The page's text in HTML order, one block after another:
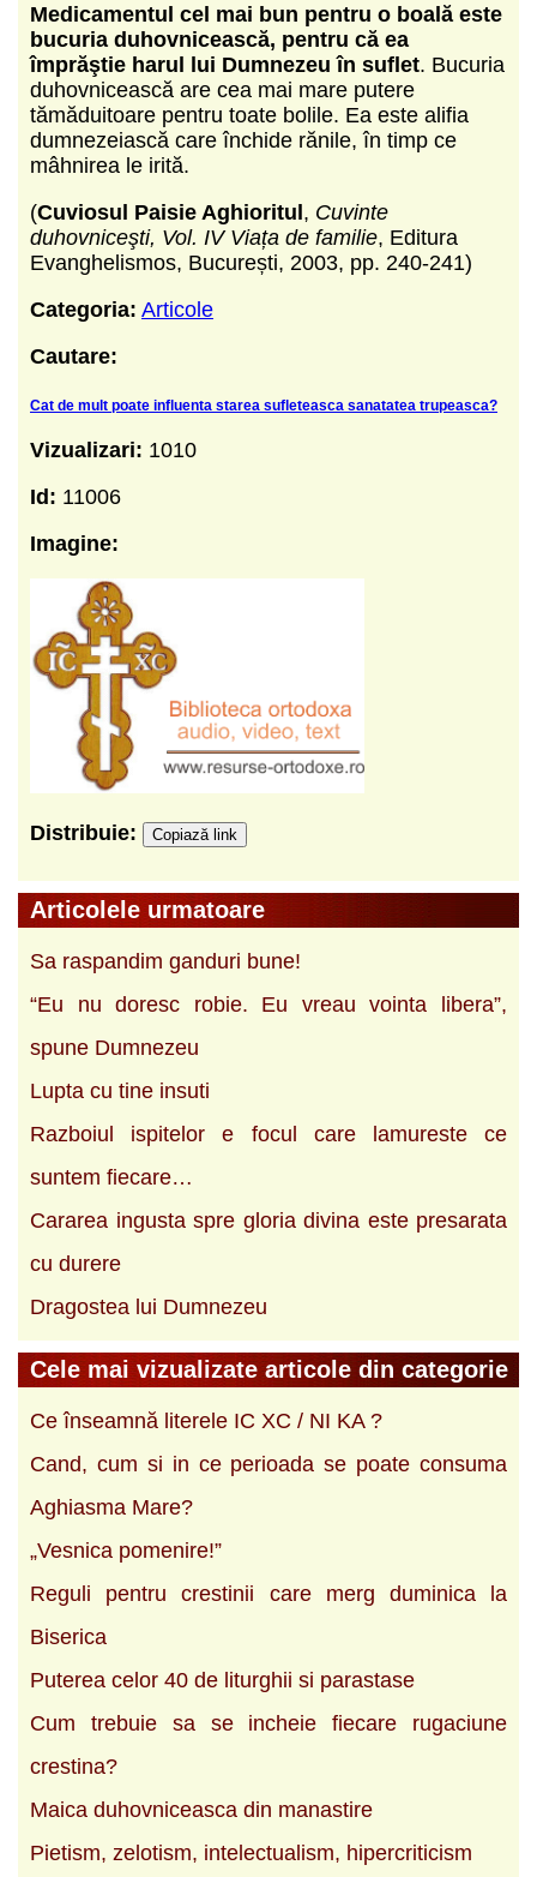
Medicamentul cel mai bun pentru o boală este
bucuria duhovnicească, pentru că ea
împrăştie harul lui Dumnezeu în suflet. Bucuria
duhovnicească are cea mai mare putere
tămăduitoare pentru toate bolile. Ea este alifia
dumnezeiască care închide rănile, în timp ce
mâhnirea le irită.
(Cuviosul Paisie Aghioritul, Cuvinte
duhovniceşti, Vol. IV Viața de familie, Editura
Evanghelismos, București, 2003, pp. 240-241)
Categoria: Articole
Cautare:
Cat de mult poate influenta starea sufleteasca sanatatea trupeasca?
Vizualizari: 1010
Id: 11006
Imagine:
Distribuie: Copiază link
Articolele urmatoare
Sa raspandim ganduri bune!
“Eu nu doresc robie. Eu vreau vointa libera”,
spune Dumnezeu
Lupta cu tine insuti
Razboiul ispitelor e focul care lamureste ce
suntem fiecare…
Cararea ingusta spre gloria divina este presarata
cu durere
Dragostea lui Dumnezeu
Cele mai vizualizate articole din categorie
Ce înseamnă literele IC XC / NI KA ?
Cand, cum si in ce perioada se poate consuma
Aghiasma Mare?
„Vesnica pomenire!”
Reguli pentru crestinii care merg duminica la
Biserica
Puterea celor 40 de liturghii si parastase
Cum trebuie sa se incheie fiecare rugaciune
crestina?
Maica duhovniceasca din manastire
Pietism, zelotism, intelectualism, hipercriticism